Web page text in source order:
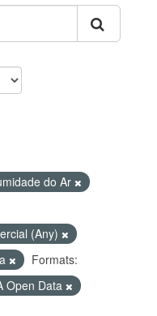
do Ar
(Any)
Formats:
Open Data